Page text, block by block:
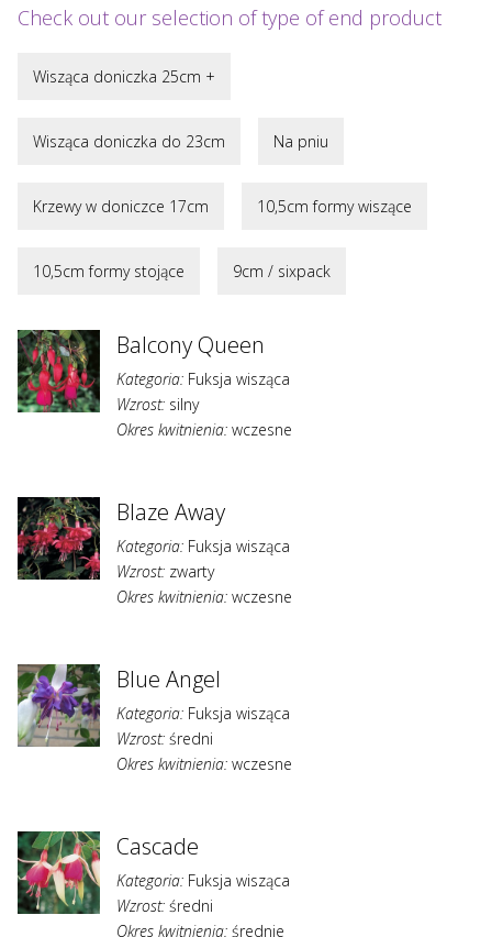
Check out our selection of type of end product
Wisząca doniczka 25cm +
Wisząca doniczka do 23cm Na pniu
Krzewy w doniczce 17cm 10,5cm formy wiszące
10,5cm formy stojące 9cm / sixpack
Balcony Queen
Kategoria: Fuksja wisząca
Wzrost: silny
Okres kwitnienia: wczesne
Blaze Away
Kategoria: Fuksja wisząca
Wzrost: zwarty
Okres kwitnienia: wczesne
Blue Angel
Kategoria: Fuksja wisząca
Wzrost: średni
Okres kwitnienia: wczesne
Cascade
Kategoria: Fuksja wisząca
Wzrost: średni
Okres kwitnienia: średnie